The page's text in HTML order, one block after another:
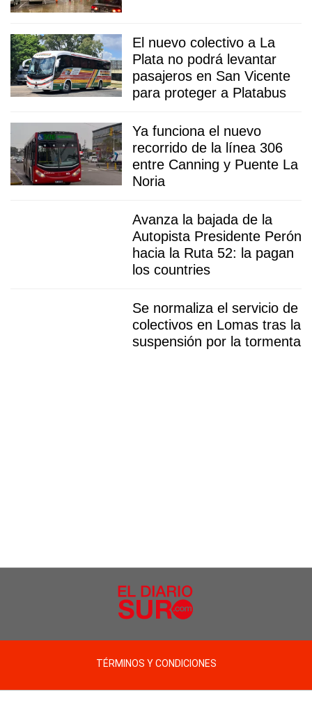
El nuevo colectivo a La
Plata no podrá levantar
pasajeros en San Vicente
para proteger a Platabus
Ya funciona el nuevo
recorrido de la línea 306
entre Canning y Puente La
Noria
Avanza la bajada de la
Autopista Presidente Perón
hacia la Ruta 52: la pagan
los countries
Se normaliza el servicio de
colectivos en Lomas tras la
suspensión por la tormenta
TÉRMINOS Y CONDICIONES